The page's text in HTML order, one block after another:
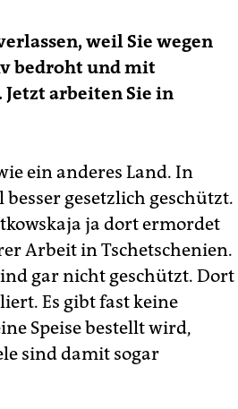
weil Sie wegen
bedroht und mit
arbeiten Sie in
ein anderes Land. In
gesetzlich geschützt.
ja dort ermordet
Arbeit in Tschetschenien.
gar nicht geschützt. Dort
Es gibt fast keine
Speise bestellt wird,
sind damit sogar